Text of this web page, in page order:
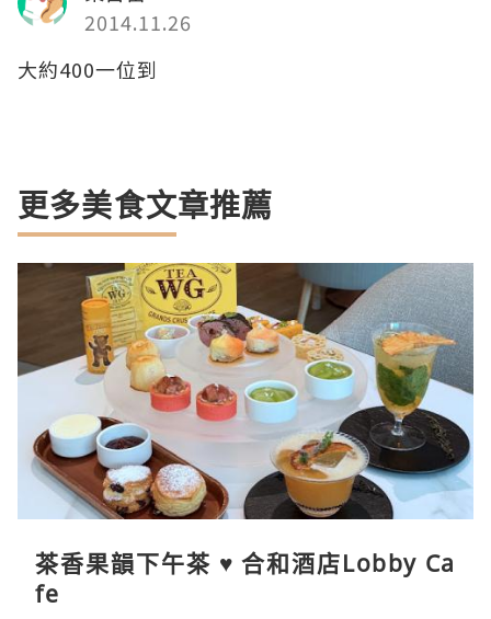
2014.11.26
大約400一位到
更多美食文章推薦
茶香果韻下午茶 ♥ 合和酒店Lobby Ca
fe